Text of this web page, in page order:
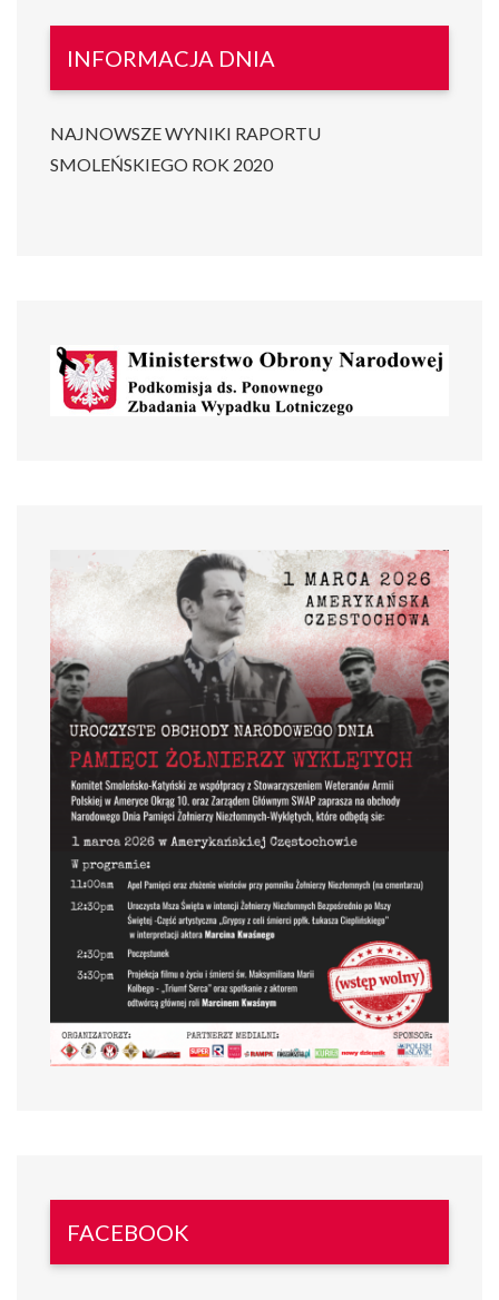
INFORMACJA DNIA
NAJNOWSZE WYNIKI RAPORTU
SMOLEŃSKIEGO ROK 2020
FACEBOOK